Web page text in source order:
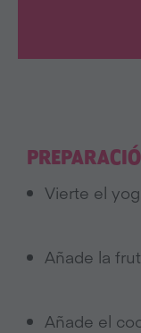
Vierte el
Añade la
Añade el